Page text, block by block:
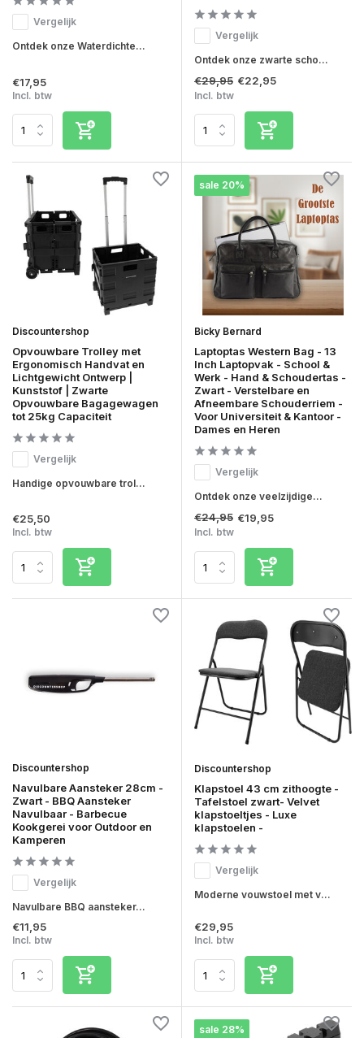
Vergelijk
Ontdek onze Waterdichte...
€17,95
Incl. btw
Vergelijk
Ontdek onze zwarte scho...
€29,95 €22,95
Incl. btw
Discountershop
Opvouwbare Trolley met
Ergonomisch Handvat en
Lichtgewicht Ontwerp |
Kunststof | Zwarte
Opvouwbare Bagagewagen
tot 25kg Capaciteit
Vergelijk
Handige opvouwbare trol...
€25,50
Incl. btw
sale 20%
Bicky Bernard
Laptoptas Western Bag - 13
Inch Laptopvak - School &
Werk - Hand & Schoudertas -
Zwart - Verstelbare en
Afneembare Schouderriem -
Voor Universiteit & Kantoor -
Dames en Heren
Vergelijk
Ontdek onze veelzijdige...
€24,95 €19,95
Incl. btw
Discountershop
Navulbare Aansteker 28cm -
Zwart - BBQ Aansteker
Navulbaar - Barbecue
Kookgerei voor Outdoor en
Kamperen
Vergelijk
Navulbare BBQ aansteker...
€11,95
Incl. btw
Discountershop
Klapstoel 43 cm zithoogte -
Tafelstoel zwart- Velvet
klapstoeltjes - Luxe
klapstoelen -
Vergelijk
Moderne vouwstoel met v...
€29,95
Incl. btw
sale 28%